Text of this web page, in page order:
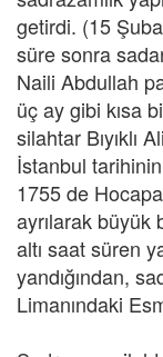
getirdi. (15
süre sonra
Naili Abdullah
üç ay gibi kısa
silahtar Bıyıklı
İstanbul
1755 de
ayrılarak büyük
altı saat süren
yandığından,
Limanındaki